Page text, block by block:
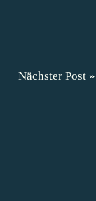
Nächster Post »